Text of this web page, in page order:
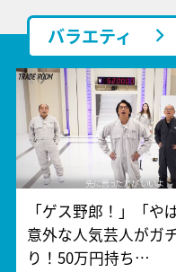
バラエティ
「ゲス野郎！」「や
意外な人気芸人がガ
り！50万円持ち…